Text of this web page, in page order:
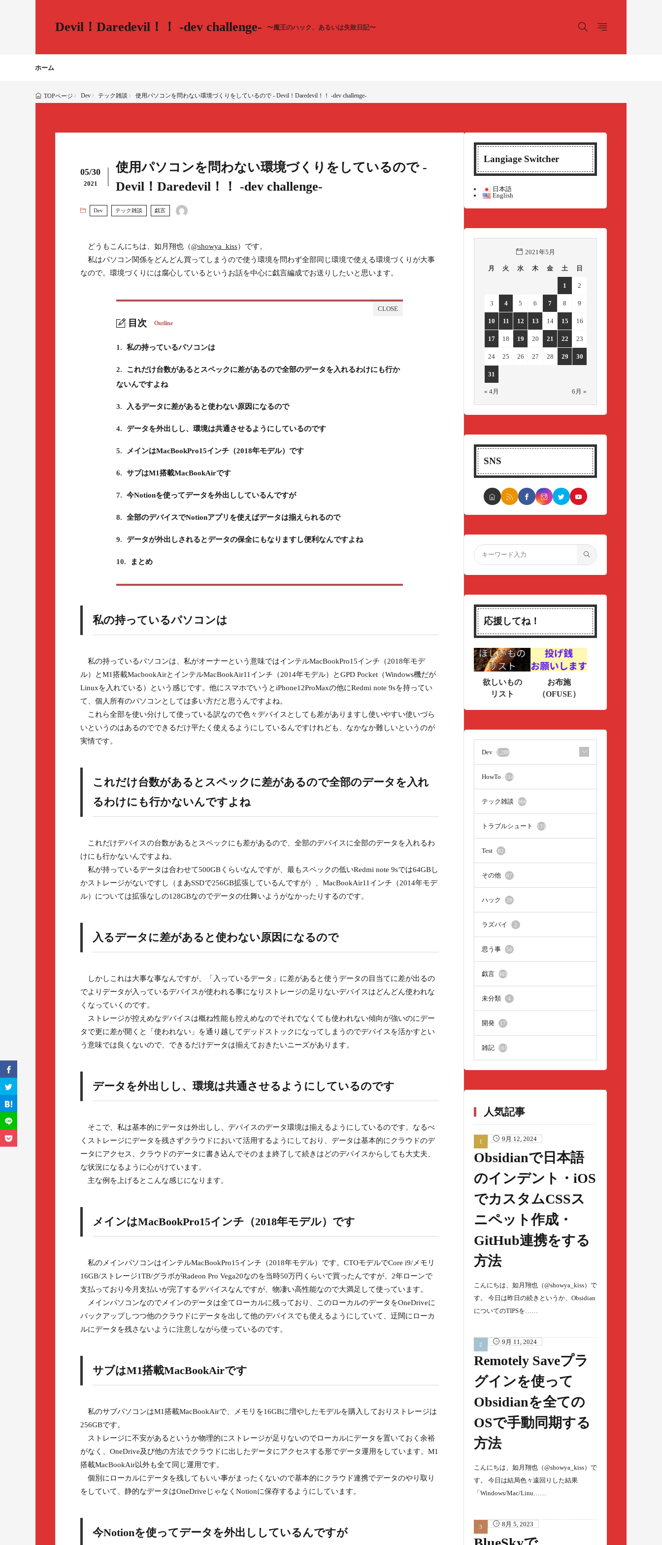
Devil！Daredevil！！ -dev challenge- 〜魔王のハック、あるいは失敗日記〜
ホーム
TOPページ Dev テック雑談 使用パソコンを問わない環境づくりをしているので - Devil！Daredevil！！ -dev challenge-
05/30
2021
使用パソコンを問わない環境づくりをしているので -
Devil！Daredevil！！ -dev challenge-
Dev テック雑談 戯言
どうもこんにちは、如月翔也（@showya_kiss）です。
私はパソコン関係をどんどん買ってしまうので使う環境を問わず全部同じ環境で使える環境づくりが大事
なので。環境づくりには腐心しているというお話を中心に戯言編成でお送りしたいと思います。
目次 Outline
1. 私の持っているパソコンは
2.
これだけ台数があるとスペックに差があるので全部のデータを入れるわけにも行か
ないんですよね
3. 入るデータに差があると使わない原因になるので
4. データを外出しし、環境は共通させるようにしているのです
5. メインはMacBookPro15インチ（2018年モデル）です
6. サブはM1搭載MacBookAirです
7. 今Notionを使ってデータを外出ししているんですが
8. 全部のデバイスでNotionアプリを使えばデータは揃えられるので
9. データが外出しされるとデータの保全にもなりますし便利なんですよね
10. まとめ
私の持っているパソコンは
私の持っているパソコンは、私がオーナーという意味ではインテルMacBookPro15インチ（2018年モデ
ル）とM1搭載MacbookAirとインテルMacBookAir11インチ（2014年モデル）とGPD Pocket（Windows機だが
Linuxを入れている）という感じです。他にスマホでいうとiPhone12ProMaxの他にRedmi note 9sを持ってい
て、個人所有のパソコンとしては多い方だと思うんですよね。
これら全部を使い分けして使っている訳なので色々デバイスとしても差がありますし使いやすい使いづら
いというのはあるのでできるだけ平たく使えるようにしているんですけれども、なかなか難しいというのが
実情です。
これだけ台数があるとスペックに差があるので全部のデータを入れ
るわけにも行かないんですよね
これだけデバイスの台数があるとスペックにも差があるので、全部のデバイスに全部のデータを入れるわ
けにも行かないんですよね。
私が持っているデータは合わせて500GBくらいなんですが、最もスペックの低いRedmi note 9sでは64GBし
かストレージがないですし（まあSSDで256GB拡張しているんですが）、MacBookAir11インチ（2014年モデ
ル）については拡張なしの128GBなのでデータの仕舞いようがなかったりするのです。
入るデータに差があると使わない原因になるので
しかしこれは大事な事なんですが、「入っているデータ」に差があると使うデータの目当てに差が出るの
でよりデータが入っているデバイスが使われる事になりストレージの足りないデバイスはどんどん使われな
くなっていくのです。
ストレージが控えめなデバイスは概ね性能も控えめなのでそれでなくても使われない傾向が強いのにデー
タで更に差が開くと「使われない」を通り越してデッドストックになってしまうのでデバイスを活かすとい
う意味では良くないので、できるだけデータは揃えておきたいニーズがあります。
データを外出しし、環境は共通させるようにしているのです
そこで、私は基本的にデータは外出しし、デバイスのデータ環境は揃えるようにしているのです。なるべ
くストレージにデータを残さずクラウドにおいて活用するようにしており、データは基本的にクラウドのデ
ータにアクセス、クラウドのデータに書き込んでそのまま終了して続きはどのデバイスからしても大丈夫、
な状況になるように心がけています。
主な例を上げるとこんな感じになります。
メインはMacBookPro15インチ（2018年モデル）です
私のメインパソコンはインテルMacBookPro15インチ（2018年モデル）です。CTOモデルでCore i9/メモリ
16GB/ストレージ1TB/グラボがRadeon Pro Vega20なのを当時50万円くらいで買ったんですが、2年ローンで
支払っており今月支払いが完了するデバイスなんですが、物凄い高性能なので大満足して使っています。
メインパソコンなのでメインのデータは全てローカルに残っており、このローカルのデータをOneDriveに
バックアップしつつ他のクラウドにデータを出して他のデバイスでも使えるようにしていて、迂闊にローカ
ルにデータを残さないように注意しながら使っているのです。
サブはM1搭載MacBookAirです
私のサブパソコンはM1搭載MacBookAirで、メモリを16GBに増やしたモデルを購入しておりストレージは
256GBです。
ストレージに不安があるというか物理的にストレージが足りないのでローカルにデータを置いておく余裕
がなく、OneDrive及び他の方法でクラウドに出したデータにアクセスする形でデータ運用をしています。M1
搭載MacBookAir以外も全て同じ運用です。
個別にローカルにデータを残してもいい事がまったくないので基本的にクラウド連携でデータのやり取り
をしていて、静的なデータはOneDriveじゃなくNotionに保存するようにしています。
今Notionを使ってデータを外出ししているんですが
Langiage Switcher
日本語
English
2021年5月
月 火 水 木 金 土 日
1 2
3 4 5 6 7 8 9
10 11 12 13 14 15 16
17 18 19 20 21 22 23
24 25 26 27 28 29 30
31
« 4月 6月 »
SNS
応援してね！
欲しいもの
リスト
お布施
（OFUSE）
Dev 1,288
HowTo 114
テック雑談 966
トラブルシュート 131
Test 82
その他 67
ハック 28
ラズパイ 2
思う事 56
戯言 965
未分類 4
開発 17
雑記 161
人気記事
9月 12, 2024
Obsidianで日本語
のインデント・iOS
でカスタムCSSス
ニペット作成・
GitHub連携をする
方法
こんにちは、如月翔也（@showya_kiss）で
す。 今日は昨日の続きというか、Obsidian
についてのTIPSを……
9月 11, 2024
Remotely Saveプラ
グインを使って
Obsidianを全ての
OSで手動同期する
方法
こんにちは、如月翔也（@showya_kiss）で
す。 今日は結局色々遠回りした結果
「Windows/Mac/Linu……
8月 5, 2023